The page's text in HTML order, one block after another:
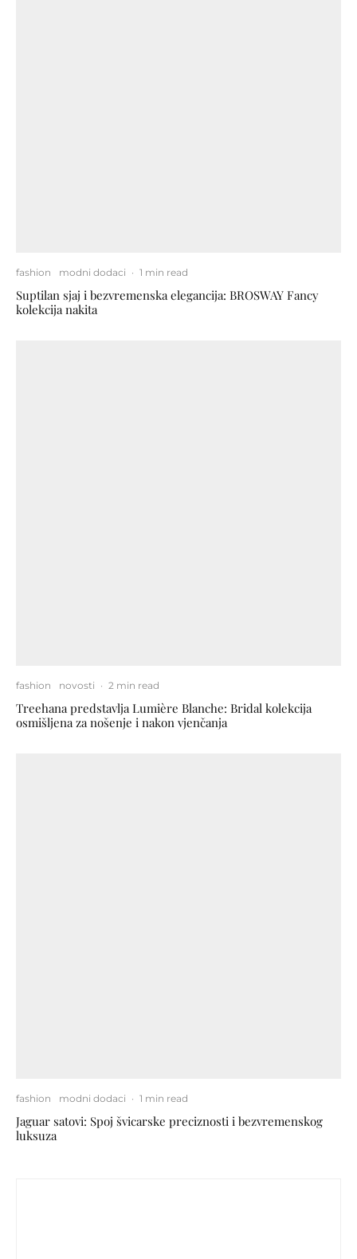
fashion modni dodaci · 1 min read
Suptilan sjaj i bezvremenska elegancija: BROSWAY Fancy
kolekcija nakita
fashion novosti · 2 min read
Treehana predstavlja Lumière Blanche: Bridal kolekcija
osmišljena za nošenje i nakon vjenčanja
fashion modni dodaci · 1 min read
Jaguar satovi: Spoj švicarske preciznosti i bezvremenskog
luksuza